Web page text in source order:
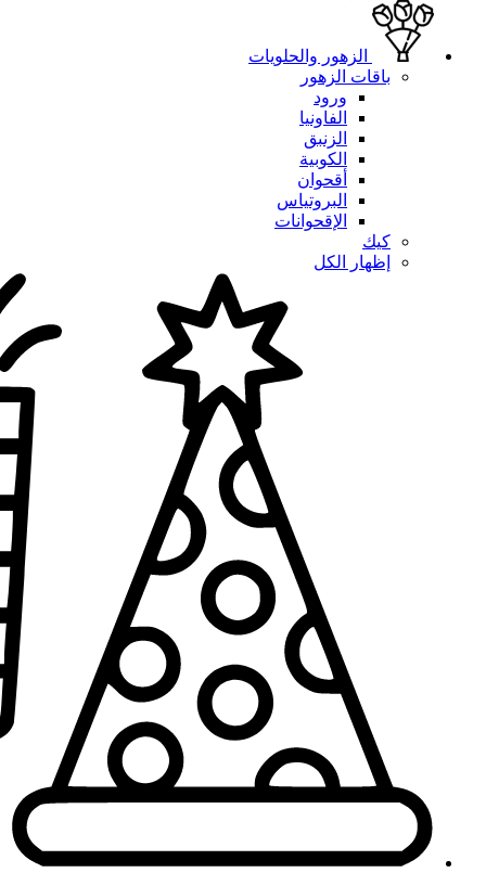
الزهور والحلويات
باقات الزهور
ورود
الفاونيا
الزنبق
الكوبية
أقحوان
البروتياس
الإقحوانات
كيك
إظهار الكل